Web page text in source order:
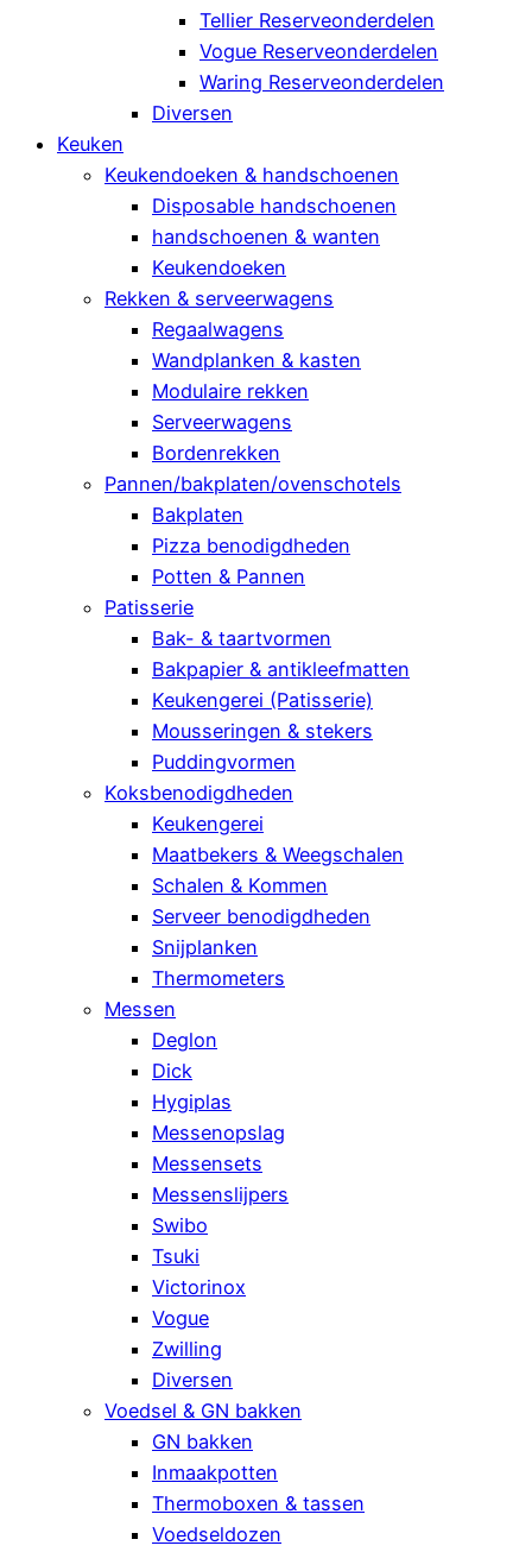
Tellier Reserveonderdelen
Vogue Reserveonderdelen
Waring Reserveonderdelen
Diversen
Keuken
Keukendoeken & handschoenen
Disposable handschoenen
handschoenen & wanten
Keukendoeken
Rekken & serveerwagens
Regaalwagens
Wandplanken & kasten
Modulaire rekken
Serveerwagens
Bordenrekken
Pannen/bakplaten/ovenschotels
Bakplaten
Pizza benodigdheden
Potten & Pannen
Patisserie
Bak- & taartvormen
Bakpapier & antikleefmatten
Keukengerei (Patisserie)
Mousseringen & stekers
Puddingvormen
Koksbenodigdheden
Keukengerei
Maatbekers & Weegschalen
Schalen & Kommen
Serveer benodigdheden
Snijplanken
Thermometers
Messen
Deglon
Dick
Hygiplas
Messenopslag
Messensets
Messenslijpers
Swibo
Tsuki
Victorinox
Vogue
Zwilling
Diversen
Voedsel & GN bakken
GN bakken
Inmaakpotten
Thermoboxen & tassen
Voedseldozen